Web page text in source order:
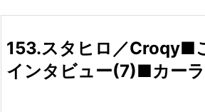
153.スタヒロ／Croqy■
インタビュー(7)■カー